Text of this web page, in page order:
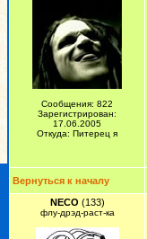
Сообщения: 822
Зарегистрирован:
17.06.2005
Откуда: Питерец я
Вернуться к началу
NECO (133)
флу-дрэд-раст-ка